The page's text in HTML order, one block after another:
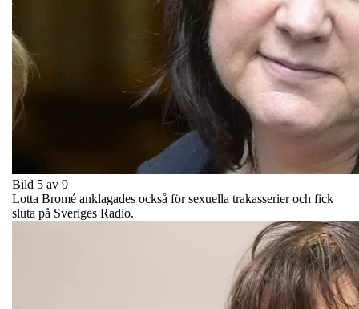
Bild 5 av 9
Lotta Bromé anklagades också för sexuella trakasserier och fick
sluta på Sveriges Radio.